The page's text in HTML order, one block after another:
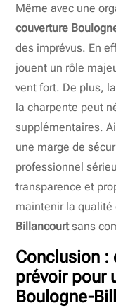
Même avec une
couverture
des imprévus. En
jouent un rôle
vent fort. De plus,
la charpente peut
supplémentaires.
une marge de
professionnel
transparence et
maintenir la qualité
Billancourtsans
Conclusion :
prévoir pour
Boulogne-